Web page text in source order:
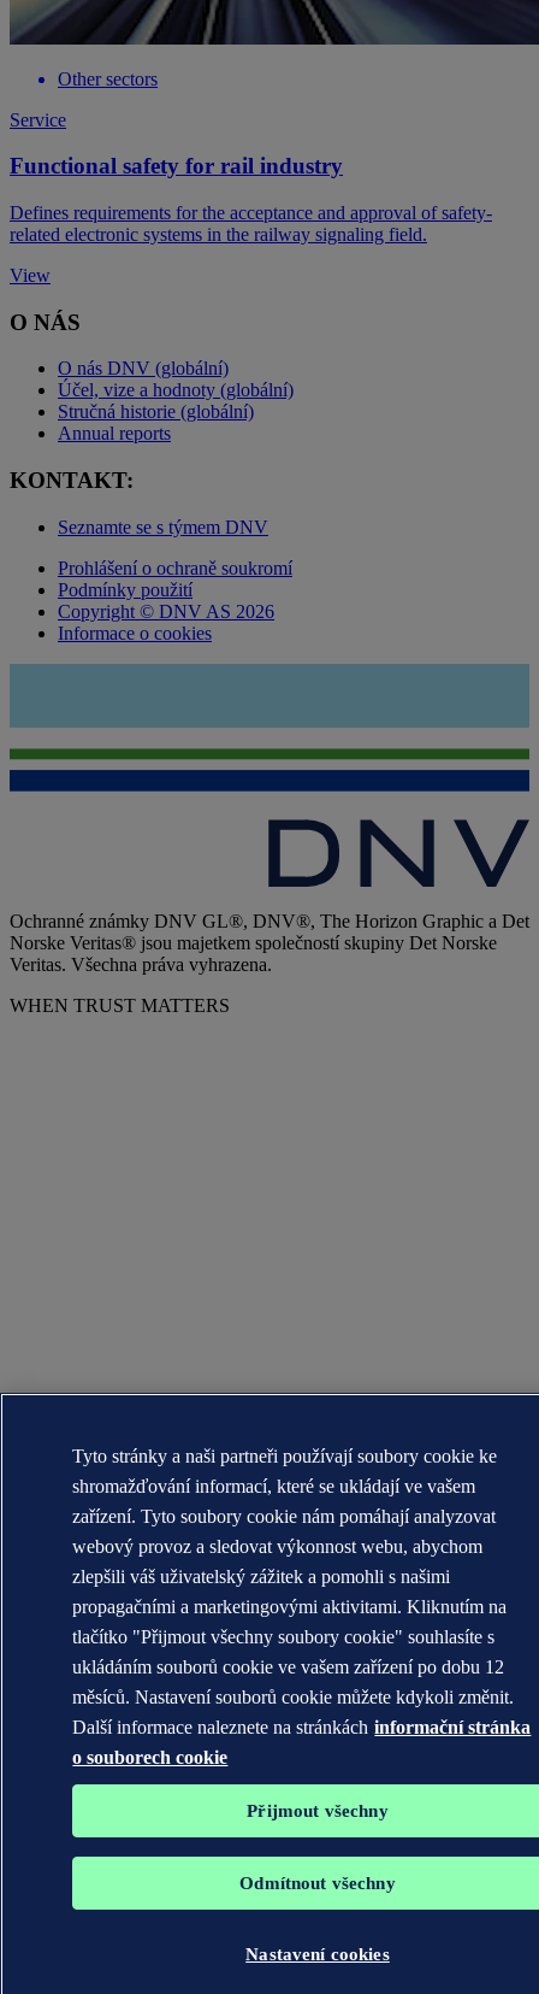
Other sectors
Service
Functional safety for rail industry
Defines requirements for the acceptance and approval of safety-
related electronic systems in the railway signaling field.
View
O NÁS
O nás DNV (globální)
Účel, vize a hodnoty (globální)
Stručná historie (globální)
Annual reports
KONTAKT:
Seznamte se s týmem DNV
Prohlášení o ochraně soukromí
Podmínky použití
Copyright © DNV AS 2026
Informace o cookies
Ochranné známky DNV GL®, DNV®, The Horizon Graphic a Det
Norske Veritas® jsou majetkem společností skupiny Det Norske
Veritas. Všechna práva vyhrazena.
WHEN TRUST MATTERS
Tyto stránky a naši partneři používají soubory cookie ke
shromažďování informací, které se ukládají ve vašem
zařízení. Tyto soubory cookie nám pomáhají analyzovat
webový provoz a sledovat výkonnost webu, abychom
zlepšili váš uživatelský zážitek a pomohli s našimi
propagačními a marketingovými aktivitami. Kliknutím na
tlačítko "Přijmout všechny soubory cookie" souhlasíte s
ukládáním souborů cookie ve vašem zařízení po dobu 12
měsíců. Nastavení souborů cookie můžete kdykoli změnit.
Další informace naleznete na stránkách informační stránka
o souborech cookie
Přijmout všechny
Odmítnout všechny
Nastavení cookies